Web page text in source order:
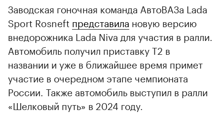
Заводская гоночная команда АвтоВАЗа Lada
Sport Rosneft представила новую версию
внедорожника Lada Niva для участия в ралли.
Автомобиль получил приставку T2 в
названии и уже в ближайшее время примет
участие в очередном этапе чемпионата
России. Также автомобиль выступил в ралли
«Шелковый путь» в 2024 году.